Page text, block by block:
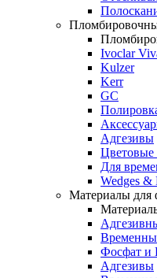
Ivoclar
Kulzer
Kerr
GC
Адгезивы
Для
Wedges &
Материалы для
Фосфат и
Адгезивы